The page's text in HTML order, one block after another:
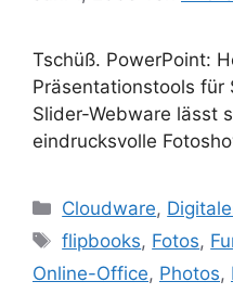
Tschüß. PowerPoint:
Präsentationstools für
Slider-Webware lässt
eindrucksvolle
Kategorien
Cloudware,
Schlagwörter
flipbooks, Fotos,
Online-Office, Photos,